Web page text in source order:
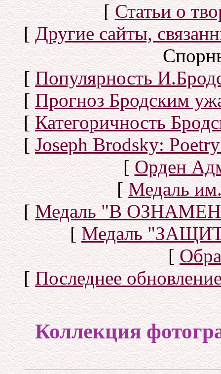
[Статьи о
[Другие сайты,
[Популярность
[Прогноз Бродским
[Категоричность
[Joseph Brodsky:
[Орден
[Медаль
[Медаль "В
[Медаль
[
[Последнее
Коллекция